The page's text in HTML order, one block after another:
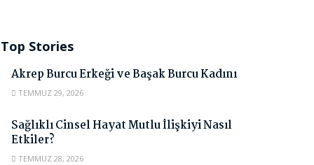
Top Stories
Akrep Burcu Erkeği ve Başak Burcu Kadını
TEMMUZ 29, 2026
Sağlıklı Cinsel Hayat Mutlu İlişkiyi Nasıl
Etkiler?
TEMMUZ 28, 2026